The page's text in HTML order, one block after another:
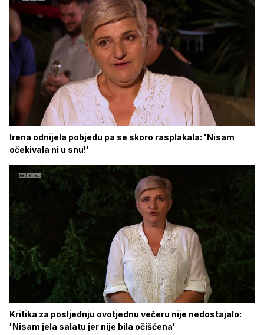
Irena odnijela pobjedu pa se skoro rasplakala: 'Nisam
očekivala ni u snu!'
Kritika za posljednju ovotjednu večeru nije nedostajalo:
'Nisam jela salatu jer nije bila očišćena'